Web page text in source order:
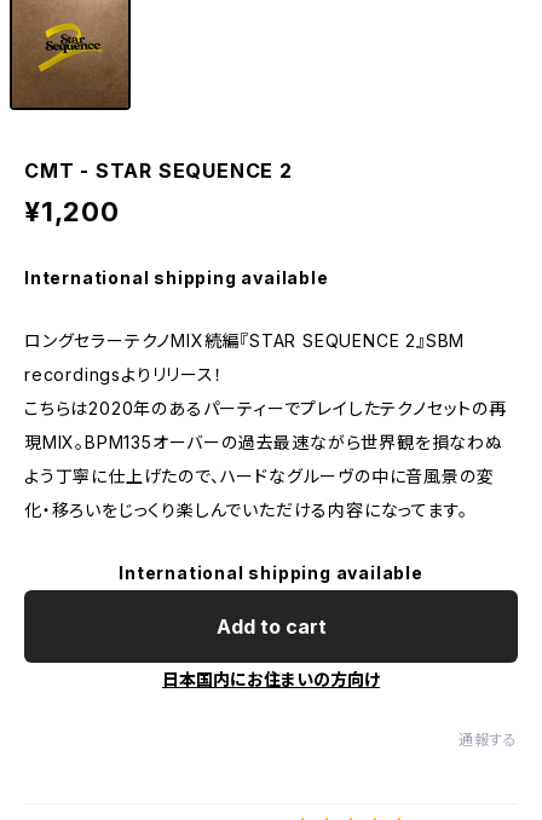
CMT - STAR SEQUENCE 2
¥1,200
International shipping available
ロングセラーテクノMIX続編『STAR SEQUENCE 2』SBM
recordingsよりリリース！
こちらは2020年のあるパーティーでプレイしたテクノセットの再
現MIX。BPM135オーバーの過去最速ながら世界観を損なわぬ
よう丁寧に仕上げたので、ハードなグルーヴの中に音風景の変
化・移ろいをじっくり楽しんでいただける内容になってます。
International shipping available
Add to cart
日本国内にお住まいの方向け
通報する